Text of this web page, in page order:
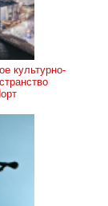
культурно-